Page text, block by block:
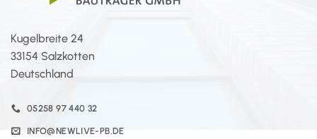
Kugelbreite 24
33154 Salzkotten
Deutschland
05258 97 440 32
INFO@NEWLIVE-PB.DE